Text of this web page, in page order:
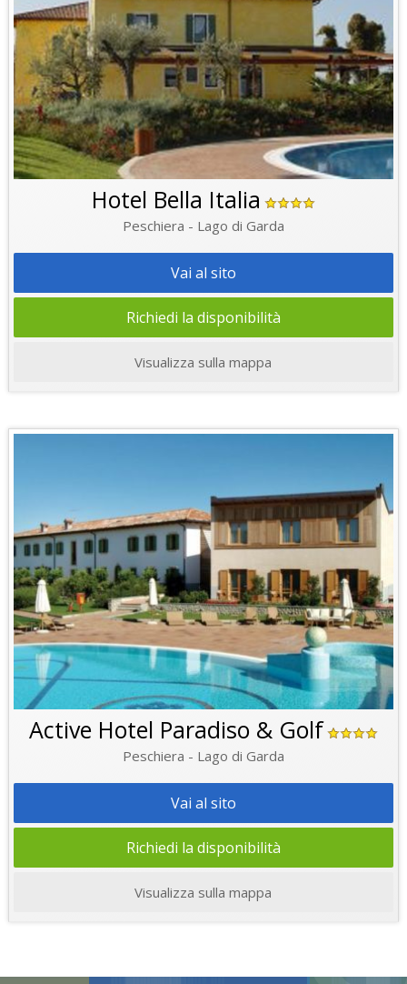
Hotel Bella Italia
Peschiera - Lago di Garda
Vai al sito
Richiedi la disponibilità
Visualizza sulla mappa
Active Hotel Paradiso & Golf
Peschiera - Lago di Garda
Vai al sito
Richiedi la disponibilità
Visualizza sulla mappa